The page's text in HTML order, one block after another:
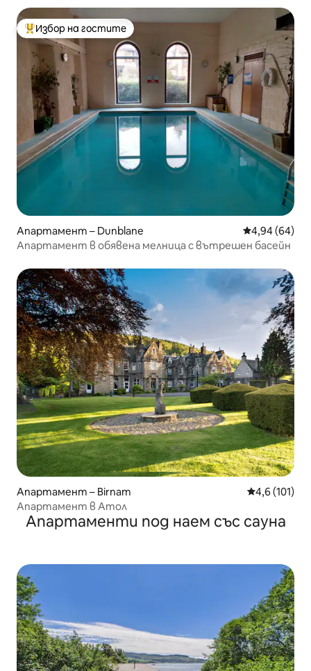
Най-популярен избор на гостите
Избор на гостите
Апартамент – Dunblane Средна
4,94 (64)
Апартамент в обявена мелница с вътрешен басейн
Апартамент – Birnam Средна
4,6 (101)
Апартамент в Атол
Апартаменти под наем със сауна